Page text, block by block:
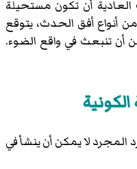
أن تكون مستحيلة
أنواع أفق الحدث، يتوقع
أن تنبعث في واقع الضوء.
المجرد لا يمكن أن ينشأ في